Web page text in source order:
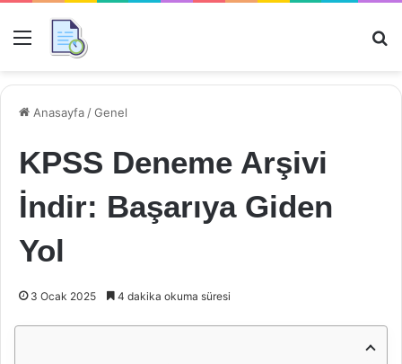
Menü
Anasayfa /Genel
KPSS Deneme Arşivi
İndir: Başarıya Giden
Yol
3 Ocak 2025 4 dakika okuma süresi